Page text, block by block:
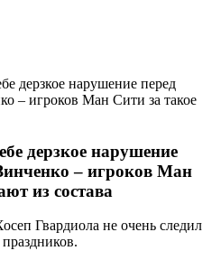
дерзкое нарушение перед
– игроков Ман Сити за такое
дерзкое нарушение
– игроков Ман
из состава
Гвардиола не очень следил